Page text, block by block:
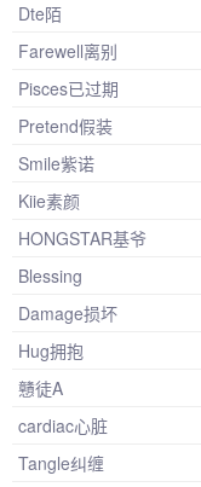
Dte陌
Farewell离别
Pisces已过期
Pretend假装
Smile紫诺
Kiie素颜
HONGSTAR基爷
Blessing
Damage损坏
Hug拥抱
戇徒A
cardiac心脏
Tangle纠缠